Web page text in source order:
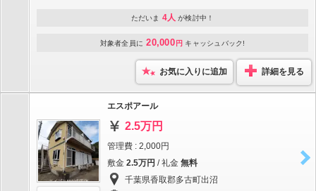
ただいま 4人 が検討中！
対象者全員に 20,000 円 キャッシュバック!
お気に入りに追加 詳細を見る
エスポアール
2.5万円
管理費 : 2,000円
敷金 2.5万円 / 礼金 無料
千葉県香取郡多古町出沼